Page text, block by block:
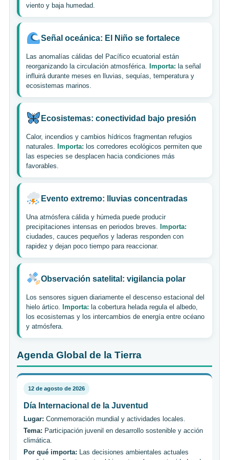
viento y baja humedad.
Señal oceánica: El Niño se fortalece
Las anomalías cálidas del Pacífico ecuatorial están
reorganizando la circulación atmosférica.
Importa: la señal
influirá durante meses en lluvias, sequías, temperatura y
ecosistemas marinos.
Ecosistemas: conectividad bajo presión
Calor, incendios y cambios hídricos fragmentan refugios
naturales.
Importa: los corredores ecológicos permiten que
las especies se desplacen hacia condiciones más
favorables.
Evento extremo: lluvias concentradas
Una atmósfera cálida y húmeda puede producir
precipitaciones intensas en periodos breves.
Importa:
ciudades, cauces pequeños y laderas responden con
rapidez y dejan poco tiempo para reaccionar.
Observación satelital: vigilancia polar
Los sensores siguen diariamente el descenso estacional del
hielo ártico.
Importa: la cobertura helada regula el albedo,
los ecosistemas y los intercambios de energía entre océano
y atmósfera.
Agenda Global de la Tierra
12 de agosto de 2026
Día Internacional de la Juventud
Lugar: Conmemoración mundial y actividades locales.
Tema: Participación juvenil en desarrollo sostenible y acción
climática.
Por qué importa: Las decisiones ambientales actuales